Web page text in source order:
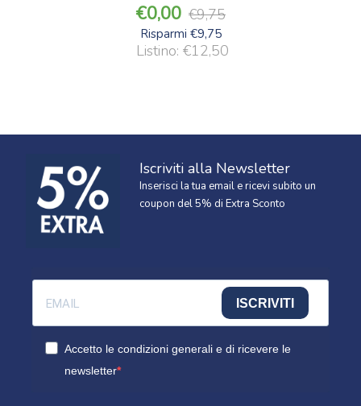
0,00 9,75
Risparmi €9,75
Listino: €12,50
Iscriviti alla Newsletter
Inserisci la tua email e ricevi subito un
coupon del 5% di Extra Sconto
ISCRIVITI
Accetto le condizioni generali e di ricevere le
newsletter